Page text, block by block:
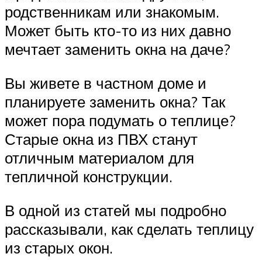
родственникам или знакомым.
Может быть кто-то из них давно
мечтает заменить окна на даче?
Вы живете в частном доме и
планируете заменить окна? Так
может пора подумать о теплице?
Старые окна из ПВХ станут
отличным материалом для
тепличной конструкции.
В одной из статей мы подробно
рассказывали, как сделать теплицу
из старых окон.